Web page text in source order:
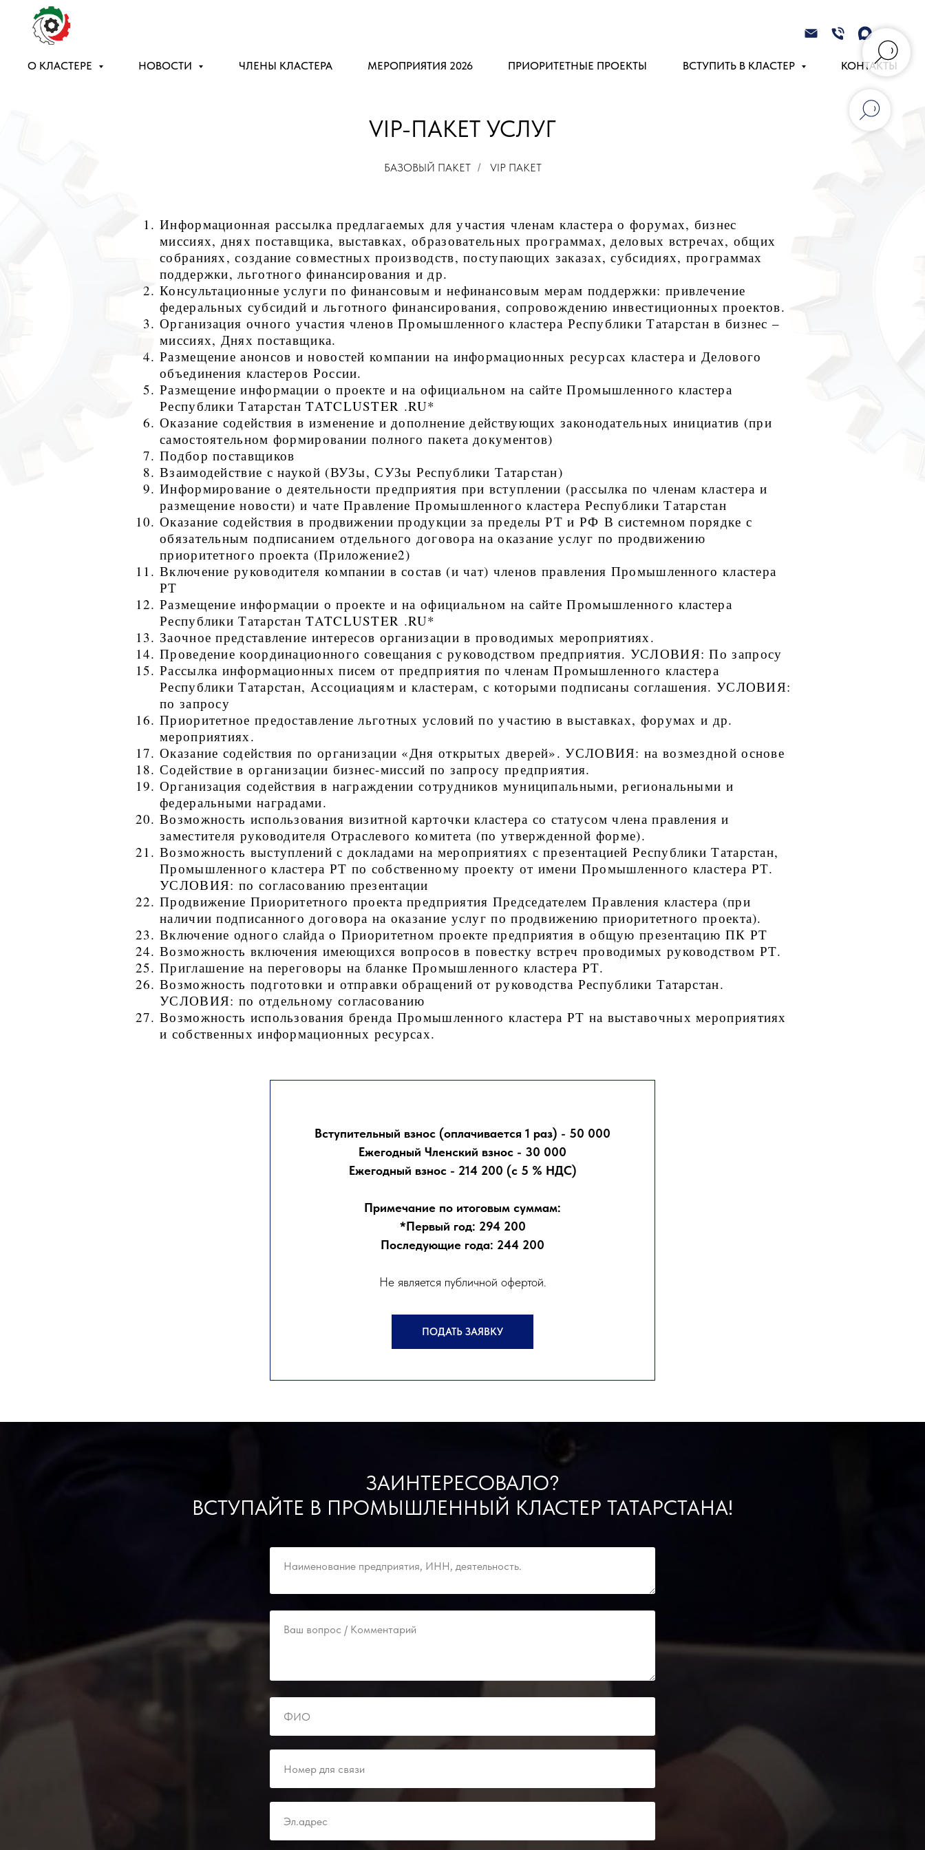
О КЛАСТЕРЕ НОВОСТИ ЧЛЕНЫ КЛАСТЕРА МЕРОПРИЯТИЯ 2026 ПРИОРИТЕТНЫЕ ПРОЕКТЫ ВСТУПИТЬ В КЛАСТЕР КОНТАКТЫ
VIP-ПАКЕТ УСЛУГ
БАЗОВЫЙ ПАКЕТ / VIP ПАКЕТ
Информационная рассылка предлагаемых для участия членам кластера о форумах, бизнес
миссиях, днях поставщика, выставках, образовательных программах, деловых встречах, общих
собраниях, создание совместных производств, поступающих заказах, субсидиях, программах
поддержки, льготного финансирования и др.
Консультационные услуги по финансовым и нефинансовым мерам поддержки: привлечение
федеральных субсидий и льготного финансирования, сопровождению инвестиционных проектов.
Организация очного участия членов Промышленного кластера Республики Татарстан в бизнес –
миссиях, Днях поставщика.
Размещение анонсов и новостей компании на информационных ресурсах кластера и Делового
объединения кластеров России.
Размещение информации о проекте и на официальном на сайте Промышленного кластера
Республики Татарстан TATCLUSTER .RU*
Оказание содействия в изменение и дополнение действующих законодательных инициатив (при
самостоятельном формировании полного пакета документов)
Подбор поставщиков
Взаимодействие с наукой (ВУЗы, СУЗы Республики Татарстан)
Информирование о деятельности предприятия при вступлении (рассылка по членам кластера и
размещение новости) и чате Правление Промышленного кластера Республики Татарстан
Оказание содействия в продвижении продукции за пределы РТ и РФ В системном порядке с
обязательным подписанием отдельного договора на оказание услуг по продвижению
приоритетного проекта (Приложение2)
Включение руководителя компании в состав (и чат) членов правления Промышленного кластера
РТ
Размещение информации о проекте и на официальном на сайте Промышленного кластера
Республики Татарстан TATCLUSTER .RU*
Заочное представление интересов организации в проводимых мероприятиях.
Проведение координационного совещания с руководством предприятия. УСЛОВИЯ: По запросу
Рассылка информационных писем от предприятия по членам Промышленного кластера
Республики Татарстан, Ассоциациям и кластерам, с которыми подписаны соглашения. УСЛОВИЯ:
по запросу
Приоритетное предоставление льготных условий по участию в выставках, форумах и др.
мероприятиях.
Оказание содействия по организации «Дня открытых дверей». УСЛОВИЯ: на возмездной основе
Содействие в организации бизнес-миссий по запросу предприятия.
Организация содействия в награждении сотрудников муниципальными, региональными и
федеральными наградами.
Возможность использования визитной карточки кластера со статусом члена правления и
заместителя руководителя Отраслевого комитета (по утвержденной форме).
Возможность выступлений с докладами на мероприятиях с презентацией Республики Татарстан,
Промышленного кластера РТ по собственному проекту от имени Промышленного кластера РТ.
УСЛОВИЯ: по согласованию презентации
Продвижение Приоритетного проекта предприятия Председателем Правления кластера (при
наличии подписанного договора на оказание услуг по продвижению приоритетного проекта).
Включение одного слайда о Приоритетном проекте предприятия в общую презентацию ПК РТ
Возможность включения имеющихся вопросов в повестку встреч проводимых руководством РТ.
Приглашение на переговоры на бланке Промышленного кластера РТ.
Возможность подготовки и отправки обращений от руководства Республики Татарстан.
УСЛОВИЯ: по отдельному согласованию
Возможность использования бренда Промышленного кластера РТ на выставочных мероприятиях
и собственных информационных ресурсах.
Вступительный взнос (оплачивается 1 раз) - 50 000
Ежегодный Членский взнос - 30 000
Ежегодный взнос - 214 200 (с 5 % НДС)
Примечание по итоговым суммам:
*Первый год: 294 200
Последующие года: 244 200
Не является публичной офертой.
ПОДАТЬ ЗАЯВКУ
ЗАИНТЕРЕСОВАЛО?
ВСТУПАЙТЕ В ПРОМЫШЛЕННЫЙ КЛАСТЕР ТАТАРСТАНА!